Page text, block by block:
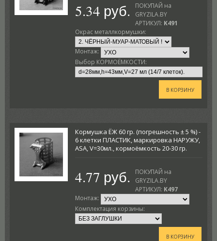
5.34 руб.
ПОКУПАЙ на
GRYZILA.BY
АРТИКУЛ: K491
Окрас металлкормушки:
Монтаж:
Выбор КОРМОЁМКОСТИ:
В КОРЗИНУ
Кормушка ЁЖ 60 гр. (погрешность ± 5 %) -
6 клетки ПЛАСТИК, маркировка НАРУЖУ,
ASA, V=30мл., кормоёмкость 20-30 гр.
4.77 руб.
ПОКУПАЙ на
GRYZILA.BY
АРТИКУЛ: K497
Монтаж:
Комплектация корзины:
В КОРЗИНУ